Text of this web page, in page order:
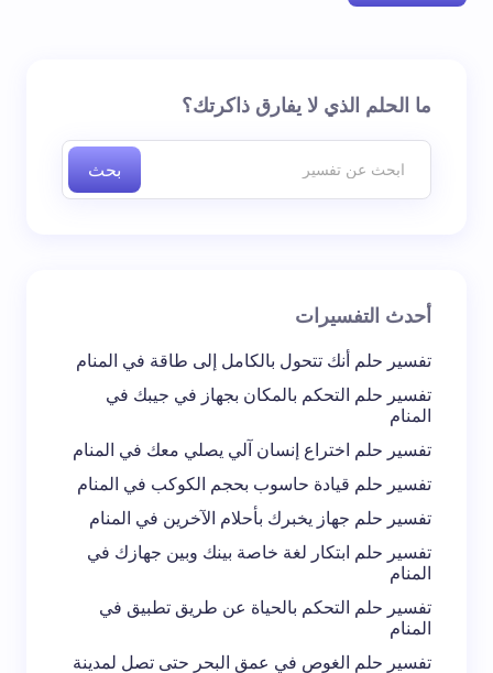
لن يتم نشر عنوان بريدك الإلكتروني. الحقول الإلزامية مشار
احفظ اسمي والبريد الإلكتروني في هذا المتصفح
لاستخدامه في المرة المقبلة في تعليقي.
ما الحلم الذي لا يفارق ذاكرتك؟
بحث
أحدث التفسيرات
تفسير حلم أنك تتحول بالكامل إلى طاقة في المنام
تفسير حلم التحكم بالمكان بجهاز في جيبك في
المنام
تفسير حلم اختراع إنسان آلي يصلي معك في المنام
تفسير حلم قيادة حاسوب بحجم الكوكب في المنام
تفسير حلم جهاز يخبرك بأحلام الآخرين في المنام
تفسير حلم ابتكار لغة خاصة بينك وبين جهازك في
المنام
تفسير حلم التحكم بالحياة عن طريق تطبيق في
المنام
تفسير حلم الغوص في عمق البحر حتى تصل لمدينة